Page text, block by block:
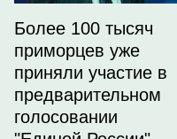
Более 100 тысяч
приморцев уже
приняли участие в
предварительном
голосовании